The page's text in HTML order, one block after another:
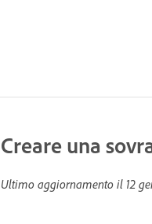
Creare una
Ultimo aggiornamento il 12